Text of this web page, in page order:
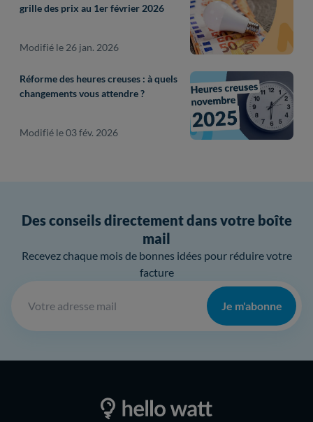
grille des prix au 1er février 2026
Modifié le 26 jan. 2026
Réforme des heures creuses : à quels
changements vous attendre ?
Modifié le 03 fév. 2026
Des conseils directement dans votre boîte
mail
Recevez chaque mois de bonnes idées pour réduire votre
facture
Je m'abonne